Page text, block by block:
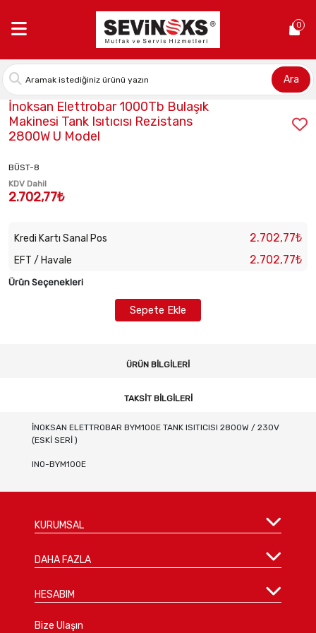
0
Ara
Stok Kodu:2021007028
İnoksan Elettrobar 1000Tb Bulaşık
Makinesi Tank Isıtıcısı Rezistans
2800W U Model
BÜST-8
KDV Dahil
2.702,77₺
Kredi Kartı Sanal Pos 2.702,77₺
EFT / Havale 2.702,77₺
Ürün Seçenekleri
Sepete Ekle
ÜRÜN BILGILERI
TAKSIT BILGILERI
İNOKSAN ELETTROBAR BYM100E TANK ISITICISI 2800W / 230V
(ESKİ SERİ )
INO-BYM100E
KURUMSAL
DAHA FAZLA
HESABIM
Bize Ulaşın